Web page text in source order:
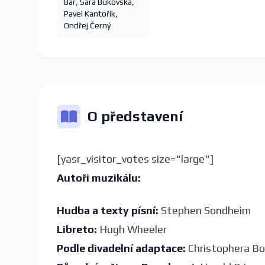
Pavel Kantořík
Ondřej Černý
O představení
[yasr_visitor_votes size="large"]
Autoři muzikálu:
Hudba a texty písní: Stephen Sondheim
Libreto: Hugh Wheeler
Podle divadelní adaptace: Christophera